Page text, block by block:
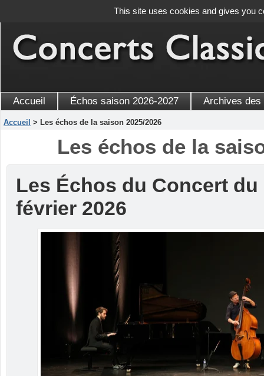
Accueil Échos saison 2026-2027 Archives des
Accueil > Les échos de la saison 2025/2026
Les échos de la
Les Échos du Concert du
février 2026
This site uses cookies and gives you